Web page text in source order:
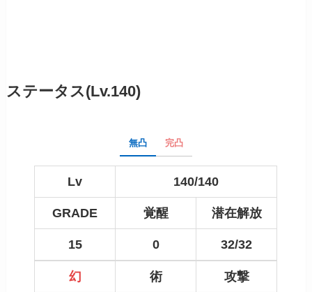
ステータス(Lv.140)
無凸 完凸
Lv 140/140
GRADE 覚醒 潜在解放
15 0 32/32
幻 術 攻撃